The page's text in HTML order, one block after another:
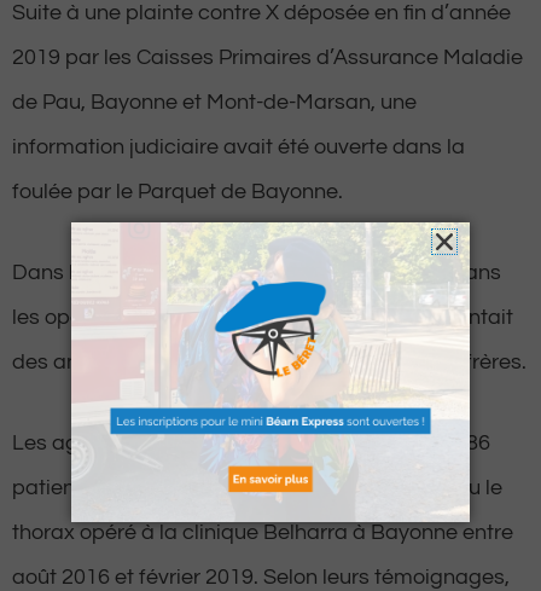
Suite à une plainte contre X déposée en fin d’année
2019 par les Caisses Primaires d’Assurance Maladie
de Pau, Bayonne et Mont-de-Marsan, une
information judiciaire avait été ouverte dans la
foulée par le Parquet de Bayonne.
Dans leur viseur, trois chirurgiens spécialisés dans
les opérations thoraciques dont l’activité présentait
des anomalies par rapport à celle de leurs confrères.
Les agents de la CPAM ont en effet auditionné 86
patients ayant comme point commun d’avoir eu le
thorax opéré à la clinique Belharra à Bayonne entre
août 2016 et février 2019. Selon leurs témoignages,